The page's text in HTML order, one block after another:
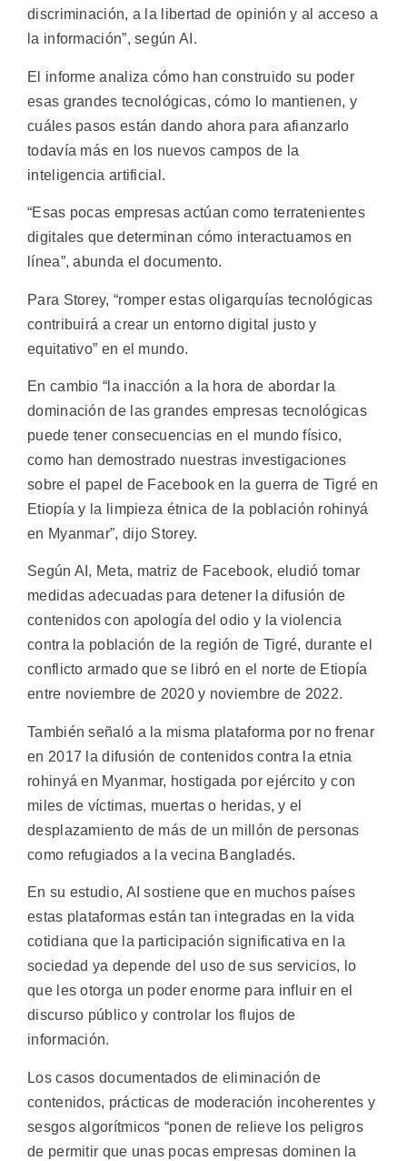
discriminación, a la libertad de opinión y al acceso a
la información”, según AI.
El informe analiza cómo han construido su poder
esas grandes tecnológicas, cómo lo mantienen, y
cuáles pasos están dando ahora para afianzarlo
todavía más en los nuevos campos de la
inteligencia artificial.
“Esas pocas empresas actúan como terratenientes
digitales que determinan cómo interactuamos en
línea”, abunda el documento.
Para Storey, “romper estas oligarquías tecnológicas
contribuirá a crear un entorno digital justo y
equitativo” en el mundo.
En cambio “la inacción a la hora de abordar la
dominación de las grandes empresas tecnológicas
puede tener consecuencias en el mundo físico,
como han demostrado nuestras investigaciones
sobre el papel de Facebook en la guerra de Tigré en
Etiopía y la limpieza étnica de la población rohinyá
en Myanmar”, dijo Storey.
Según AI, Meta, matriz de Facebook, eludió tomar
medidas adecuadas para detener la difusión de
contenidos con apología del odio y la violencia
contra la población de la región de Tigré, durante el
conflicto armado que se libró en el norte de Etiopía
entre noviembre de 2020 y noviembre de 2022.
También señaló a la misma plataforma por no frenar
en 2017 la difusión de contenidos contra la etnia
rohinyá en Myanmar, hostigada por ejército y con
miles de víctimas, muertas o heridas, y el
desplazamiento de más de un millón de personas
como refugiados a la vecina Bangladés.
En su estudio, AI sostiene que en muchos países
estas plataformas están tan integradas en la vida
cotidiana que la participación significativa en la
sociedad ya depende del uso de sus servicios, lo
que les otorga un poder enorme para influir en el
discurso público y controlar los flujos de
información.
Los casos documentados de eliminación de
contenidos, prácticas de moderación incoherentes y
sesgos algorítmicos “ponen de relieve los peligros
de permitir que unas pocas empresas dominen la